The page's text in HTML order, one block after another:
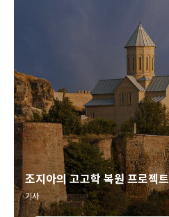
조지아의 고고학 복원 프로젝트
기사